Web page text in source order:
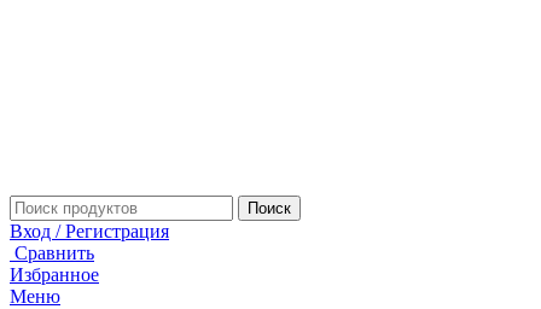
Поиск
Вход / Регистрация
Сравнить
Избранное
Меню